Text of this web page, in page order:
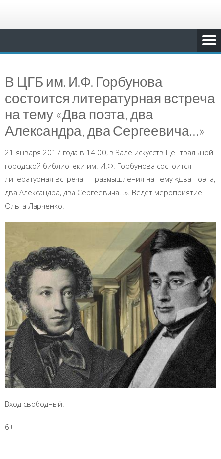
В ЦГБ им. И.Ф. Горбунова
состоится литературная встреча
на тему «Два поэта, два
Александра, два Сергеевича…»
21 января 2017 года в 14.00, в Зале искусств Центральной
городской библиотеки им. И.Ф. Горбунова состоится
литературная встреча — размышления на тему «Два поэта,
два Александра, два Сергеевича…». Ведет мероприятие
Ольга Ларченко.
Вход свободный.
6+